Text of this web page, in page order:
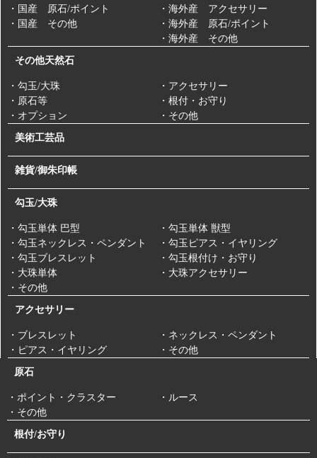
・国産 原石/ポイント
・海外産 アクセサリー
・国産 その他
・海外産 原石/ポイント
・海外産 その他
その他天然石
・勾玉/大珠
・アクセサリー
・原石等
・根付・お守り
・オプション
・その他
美術工芸品
雑貨/御朱印帳
勾玉/大珠
・勾玉単体 巴型
・勾玉単体 獣型
・勾玉ネックレス・ペンダント
・勾玉ピアス・イヤリング
・勾玉ブレスレット
・勾玉根付け・お守り
・大珠単体
・大珠アクセサリー
・その他
アクセサリー
・ブレスレット
・ネックレス・ペンダント
・ピアス・イヤリング
・その他
原石
・ポイント・クラスター
・ルース
・その他
根付/お守り